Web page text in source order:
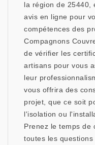
la région de 25440,
avis en ligne pour
compétences des
Compagnons
de vérifier les
artisans pour vous
leur
vous offrira des
projet, que ce soit
l'isolation ou
Prenez le temps de
toutes les